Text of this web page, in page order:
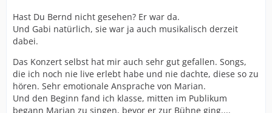
Hast Du Bernd nicht gesehen? Er war da.
Und Gabi natürlich, sie war ja auch musikalisch derzeit
dabei.
Das Konzert selbst hat mir auch sehr gut gefallen. Songs,
die ich noch nie live erlebt habe und nie dachte, diese so zu
hören. Sehr emotionale Ansprache von Marian.
Und den Beginn fand ich klasse, mitten im Publikum
begann Marian zu singen, bevor er zur Bühne ging....